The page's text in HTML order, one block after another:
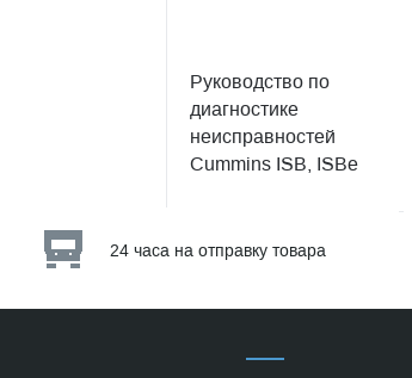
Руководство по
диагностике
неисправностей
Cummins ISB, ISBe
24 часа на отправку товара